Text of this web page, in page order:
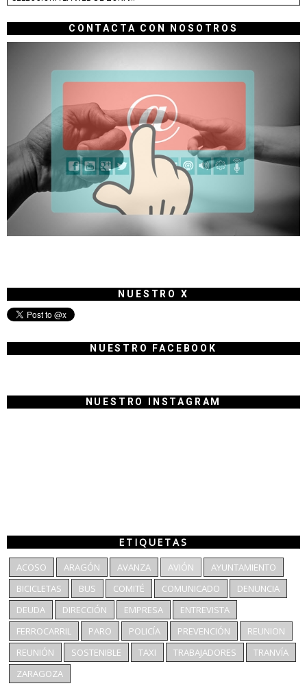
CONTACTA CON NOSOTROS
NUESTRO X
NUESTRO FACEBOOK
NUESTRO INSTAGRAM
ETIQUETAS
ACOSO ARAGÓN AVANZA AVIÓN
AYUNTAMIENTO
BICICLETAS
BUS COMITÉ COMUNICADO
DENUNCIA
DEUDA
DIRECCIÓN EMPRESA
ENTREVISTA
FERROCARRIL
PARO POLICÍA PREVENCIÓN
REUNION
REUNIÓN
SOSTENIBLE TAXI TRABAJADORES
TRANVÍA
ZARAGOZA